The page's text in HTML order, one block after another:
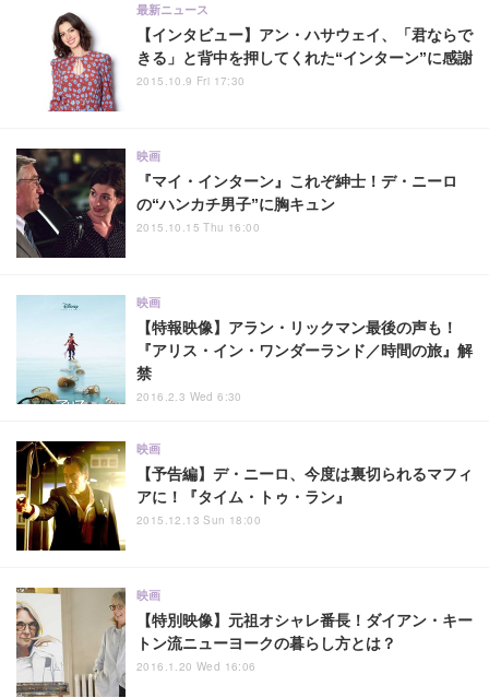
【インタビュー】アン・ハサウェイ、「君ならで
きる」と背中を押してくれた“インターン”に感謝
最新ニュース
2015.10.9 Fri 17:30
『マイ・インターン』これぞ紳士！デ・ニーロ
の“ハンカチ男子”に胸キュン
映画
2015.10.15 Thu 16:00
【特報映像】アラン・リックマン最後の声も！
『アリス・イン・ワンダーランド／時間の旅』解
禁
映画
2016.2.3 Wed 6:30
【予告編】デ・ニーロ、今度は裏切られるマフィ
アに！『タイム・トゥ・ラン』
映画
2015.12.13 Sun 18:00
【特別映像】元祖オシャレ番長！ダイアン・キー
トン流ニューヨークの暮らし方とは？
映画
2016.1.20 Wed 16:06